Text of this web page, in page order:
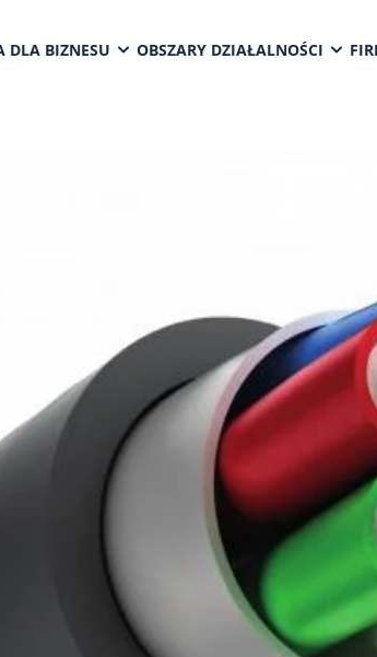
DLA BIZNESU OBSZARY DZIAŁALNOŚCI